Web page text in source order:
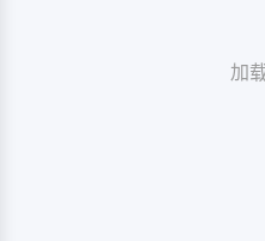
加